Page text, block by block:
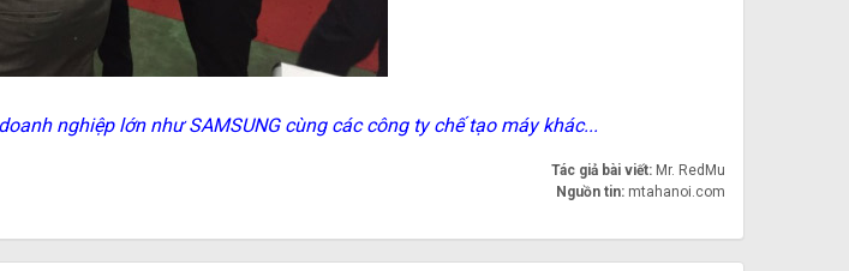
nghiệp lớn như SAMSUNG cùng các công ty chế tạo máy khác...
Tác giả bài viết: Mr. RedMu
Nguồn tin: mtahanoi.com